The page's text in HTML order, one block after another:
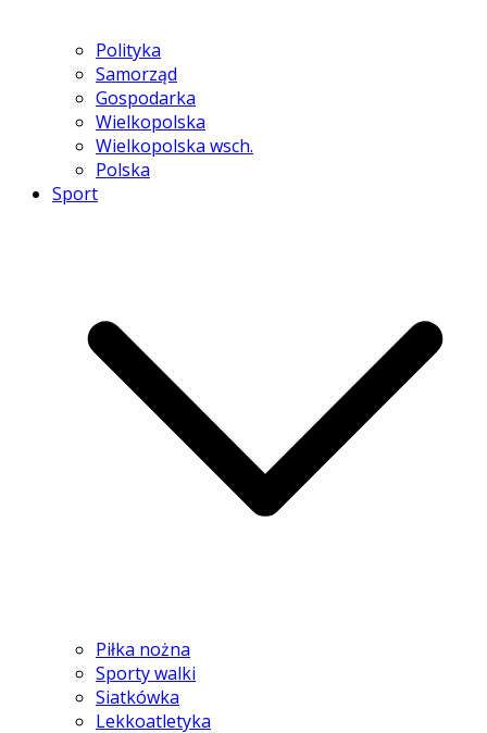
Polityka
Samorząd
Gospodarka
Wielkopolska
Wielkopolska wsch.
Polska
Sport
Piłka nożna
Sporty walki
Siatkówka
Lekkoatletyka